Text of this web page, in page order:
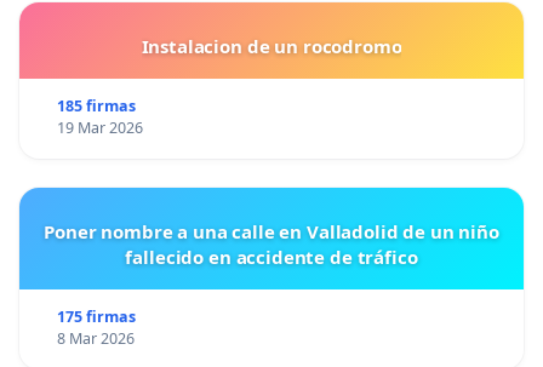
Instalacion de un rocodromo
185 firmas
19 Mar 2026
Poner nombre a una calle en Valladolid de un niño
fallecido en accidente de tráfico
175 firmas
8 Mar 2026